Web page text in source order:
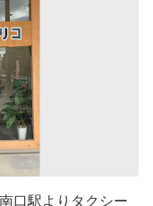
口駅よりタクシー